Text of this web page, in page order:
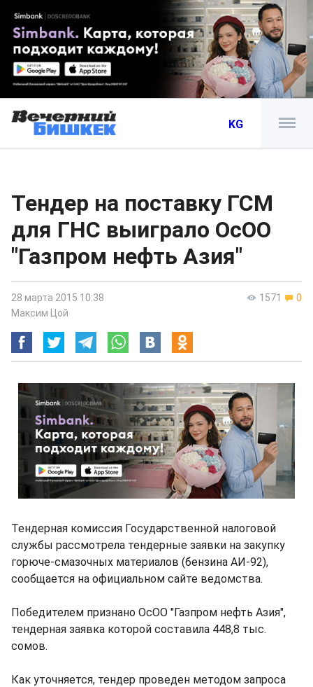
KG
Тендер на поставку ГСМ
для ГНС выиграло ОсОО
"Газпром нефть Азия"
1571 0
28 марта 2015 10:38
Максим Цой
Тендерная комиссия Государственной налоговой
службы рассмотрела тендерные заявки на закупку
горюче-смазочных материалов (бензина АИ-92),
сообщается на официальном сайте ведомства.
Победителем признано ОсОО "Газпром нефть Азия",
тендерная заявка которой составила 448,8 тыс.
сомов.
Как уточняется, тендер проведен методом запроса